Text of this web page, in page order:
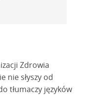
Zdrowia
nie słyszy od
tłumaczy języków